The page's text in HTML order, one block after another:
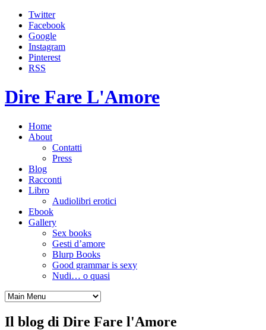
Twitter
Facebook
Google
Instagram
Pinterest
RSS
Dire Fare L'Amore
Home
About
Contatti
Press
Blog
Racconti
Libro
Audiolibri erotici
Ebook
Gallery
Sex books
Gesti d’amore
Blurp Books
Good grammar is sexy
Nudi… o quasi
Il blog di Dire Fare l'Amore